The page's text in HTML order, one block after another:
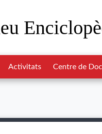
Activitats Centre de